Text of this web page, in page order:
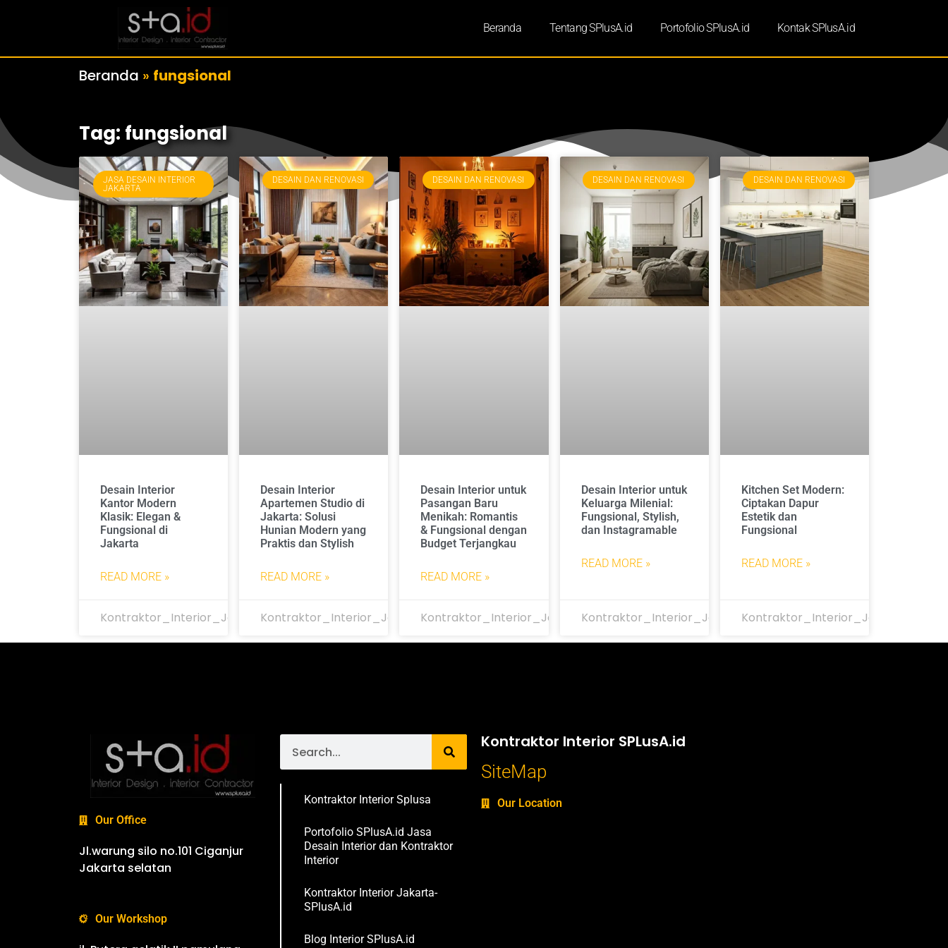
Beranda Tentang SPlusA.id Portofolio SPlusA.id Kontak SPlusA.id
Beranda » fungsional
Tag: fungsional
JASA DESAIN INTERIOR
JAKARTA
Desain Interior
Kantor Modern
Klasik: Elegan &
Fungsional di
Jakarta
READ MORE »
Kontraktor_Interior_Jakarta
DESAIN DAN RENOVASI
Desain Interior
Apartemen Studio di
Jakarta: Solusi
Hunian Modern yang
Praktis dan Stylish
READ MORE »
Kontraktor_Interior_Jakarta
DESAIN DAN RENOVASI
Desain Interior untuk
Pasangan Baru
Menikah: Romantis
& Fungsional dengan
Budget Terjangkau
READ MORE »
Kontraktor_Interior_Jakarta
DESAIN DAN RENOVASI
Desain Interior untuk
Keluarga Milenial:
Fungsional, Stylish,
dan Instagramable
READ MORE »
Kontraktor_Interior_Jakarta
DESAIN DAN RENOVASI
Kitchen Set Modern:
Ciptakan Dapur
Estetik dan
Fungsional
READ MORE »
Kontraktor_Interior_Jakarta
Our Office
Jl.warung silo no.101 Ciganjur
Jakarta selatan
Our Workshop
Kontraktor Interior Splusa
Portofolio SPlusA.id Jasa
Desain Interior dan Kontraktor
Interior
Kontraktor Interior Jakarta-
SPlusA.id
Blog Interior SPlusA.id
Kontraktor Interior SPLusA.id
SiteMap
Our Location